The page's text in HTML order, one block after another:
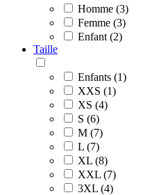
Homme (3)
Femme (3)
Enfant (2)
Taille
Enfants (1)
XXS (1)
XS (4)
S (6)
M (7)
L (7)
XL (8)
XXL (7)
3XL (4)